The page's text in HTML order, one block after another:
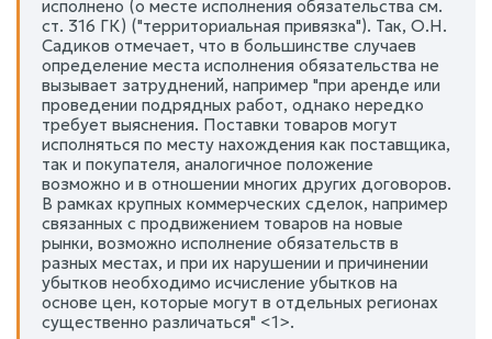
исполнено (о месте исполнения обязательства см.
ст. 316 ГК) ("территориальная привязка"). Так, О.Н.
Садиков отмечает, что в большинстве случаев
определение места исполнения обязательства не
вызывает затруднений, например "при аренде или
проведении подрядных работ, однако нередко
требует выяснения. Поставки товаров могут
исполняться по месту нахождения как поставщика,
так и покупателя, аналогичное положение
возможно и в отношении многих других договоров.
В рамках крупных коммерческих сделок, например
связанных с продвижением товаров на новые
рынки, возможно исполнение обязательств в
разных местах, и при их нарушении и причинении
убытков необходимо исчисление убытков на
основе цен, которые могут в отдельных регионах
существенно различаться" <1>.